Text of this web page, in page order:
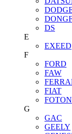
DS
E
EXEED
F
FORD
FAW
FIAT
FOTON
G
GAC
GEELY